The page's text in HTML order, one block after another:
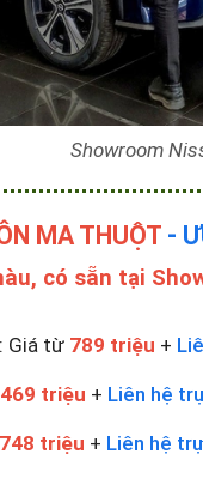
Showroom
MA THUỘT-
có sẵn tại
: Giá từ 789 triệu +
469 triệu + Liên hệ
748 triệu + Liên hệ